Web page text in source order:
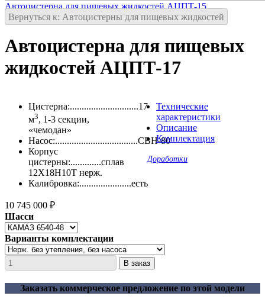
Автоцистерна для пищевых жидкостей АЦПТ-15
Вернуться к: Автоцистерны для пищевых жидкостей
Автоцистерна для пищевых
жидкостей АЦПТ-17
Цистерна:.............................17
м3, 1-3 секции,
«чемодан»
Насос:...................................СВН-80
Корпус
цистерны:.............сплав
12Х18Н10Т нерж.
Калибровка:......................есть
Технические
характеристики
Описание
Комплектация
Доработки
10 745 000 ₽
Шасси
Варианты комплектации
Заказать коммерческое предложение по этой модели